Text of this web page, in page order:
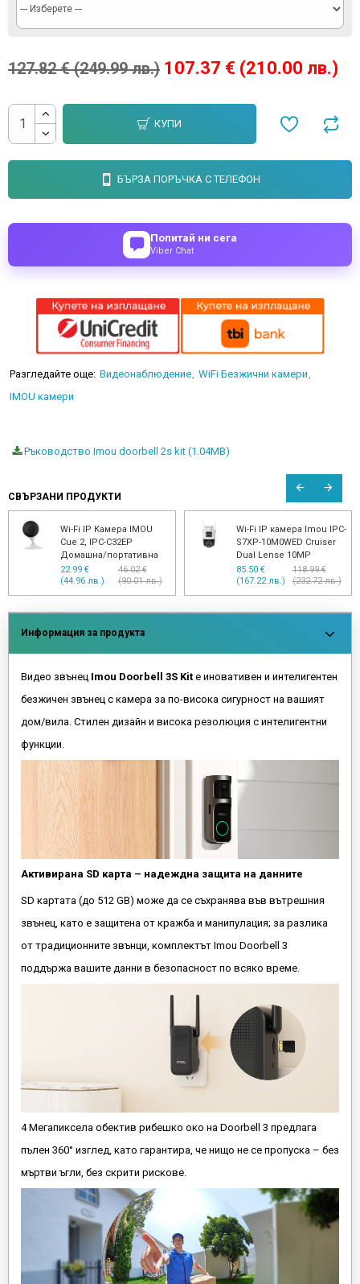
107.37 € (210.00 лв.)
127.82 € (249.99 лв.)
КУПИ
БЪРЗА ПОРЪЧКА С ТЕЛЕФОН
Попитай ни сега
Viber Chat
Разгледайте още: Видеонаблюдение WiFi Безжични камери
IMOU камери
Ръководство Imou doorbell 2s kit (1.04MB)
СВЪРЗАНИ ПРОДУКТИ
Wi-Fi IP камера Imou IPC-
S6DP-5M0WEB за монтаж
на фасунга E27
51.50 €
(100.73 лв.)
66.21 €
(129.50 лв.)
Wi-Fi IP камера Imou
Cruiser SE+ IPC-K7CP-
5H1WE, 5MP, Colorview
49.99 €
(97.77 лв.)
97.14 €
(189.99 лв.)
Информация за продукта
Видео звънец Imou Doorbell 3S Kit е иновативен и интелигентен
безжичен звънец с камера за по-висока сигурност на вашият
дом/вила. Стилен дизайн и висока резолюция с интелигентни
функции.
Активирана SD карта – надеждна защита на данните
SD картата (до 512 GB) може да се съхранява във вътрешния
звънец, като е защитена от кражба и манипулация; за разлика
от традиционните звънци, комплектът Imou Doorbell 3
поддържа вашите данни в безопасност по всяко време.
4 Мегапиксела обектив рибешко око на Doorbell 3 предлага
пълен 360° изглед, като гарантира, че нищо не се пропуска – без
мъртви ъгли, без скрити рискове.